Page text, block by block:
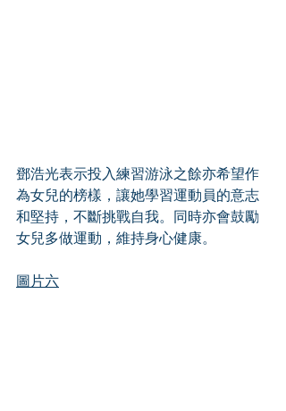
鄧浩光表示投入練習游泳之餘亦希望作
為女兒的榜樣，讓她學習運動員的意志
和堅持，不斷挑戰自我。同時亦會鼓勵
女兒多做運動，維持身心健康。
圖片六